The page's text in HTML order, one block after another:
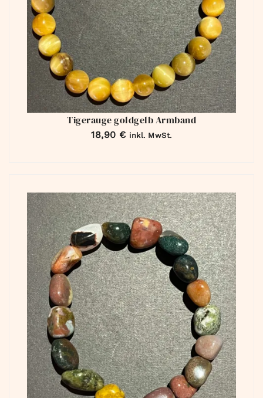
Tigerauge goldgelb Armband
18,90 € inkl. MwSt.